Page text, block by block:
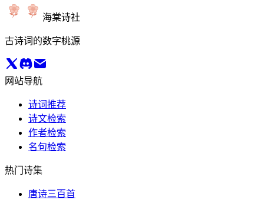
海棠诗社
古诗词的数字桃源
网站导航
诗词推荐
诗文检索
作者检索
名句检索
热门诗集
唐诗三百首